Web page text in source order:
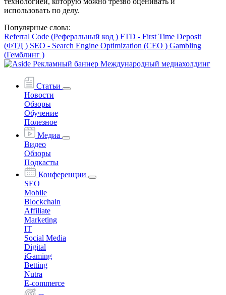
использовать по делу.
Популярные слова:
Referral Code (Реферальный код ) FTD - First Time Deposit
(ФТД ) SEO - Search Engine Optimization (СЕО ) Gambling
(Гемблинг )
Статьи
Новости
Обзоры
Обучение
Полезное
Медиа
Видео
Обзоры
Подкасты
Конференции
SEO
Mobile
Blockchain
Affiliate
Marketing
IT
Social Media
Digital
iGaming
Betting
Nutra
E-commerce